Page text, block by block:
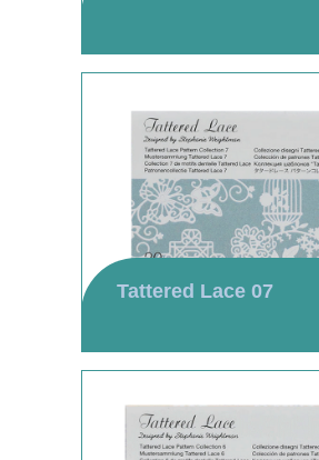
Tattered Lace 07